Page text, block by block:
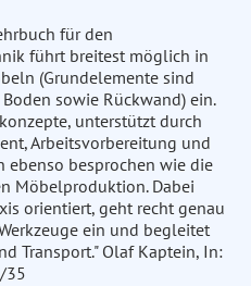
für den
führt breitest möglich in
(Grundelemente sind
sowie Rückwand) ein.
unterstützt durch
Arbeitsvorbereitung und
ebenso besprochen wie die
Möbelproduktion. Dabei
orientiert, geht recht genau
ein und begleitet
Transport." Olaf Kaptein, In:
35